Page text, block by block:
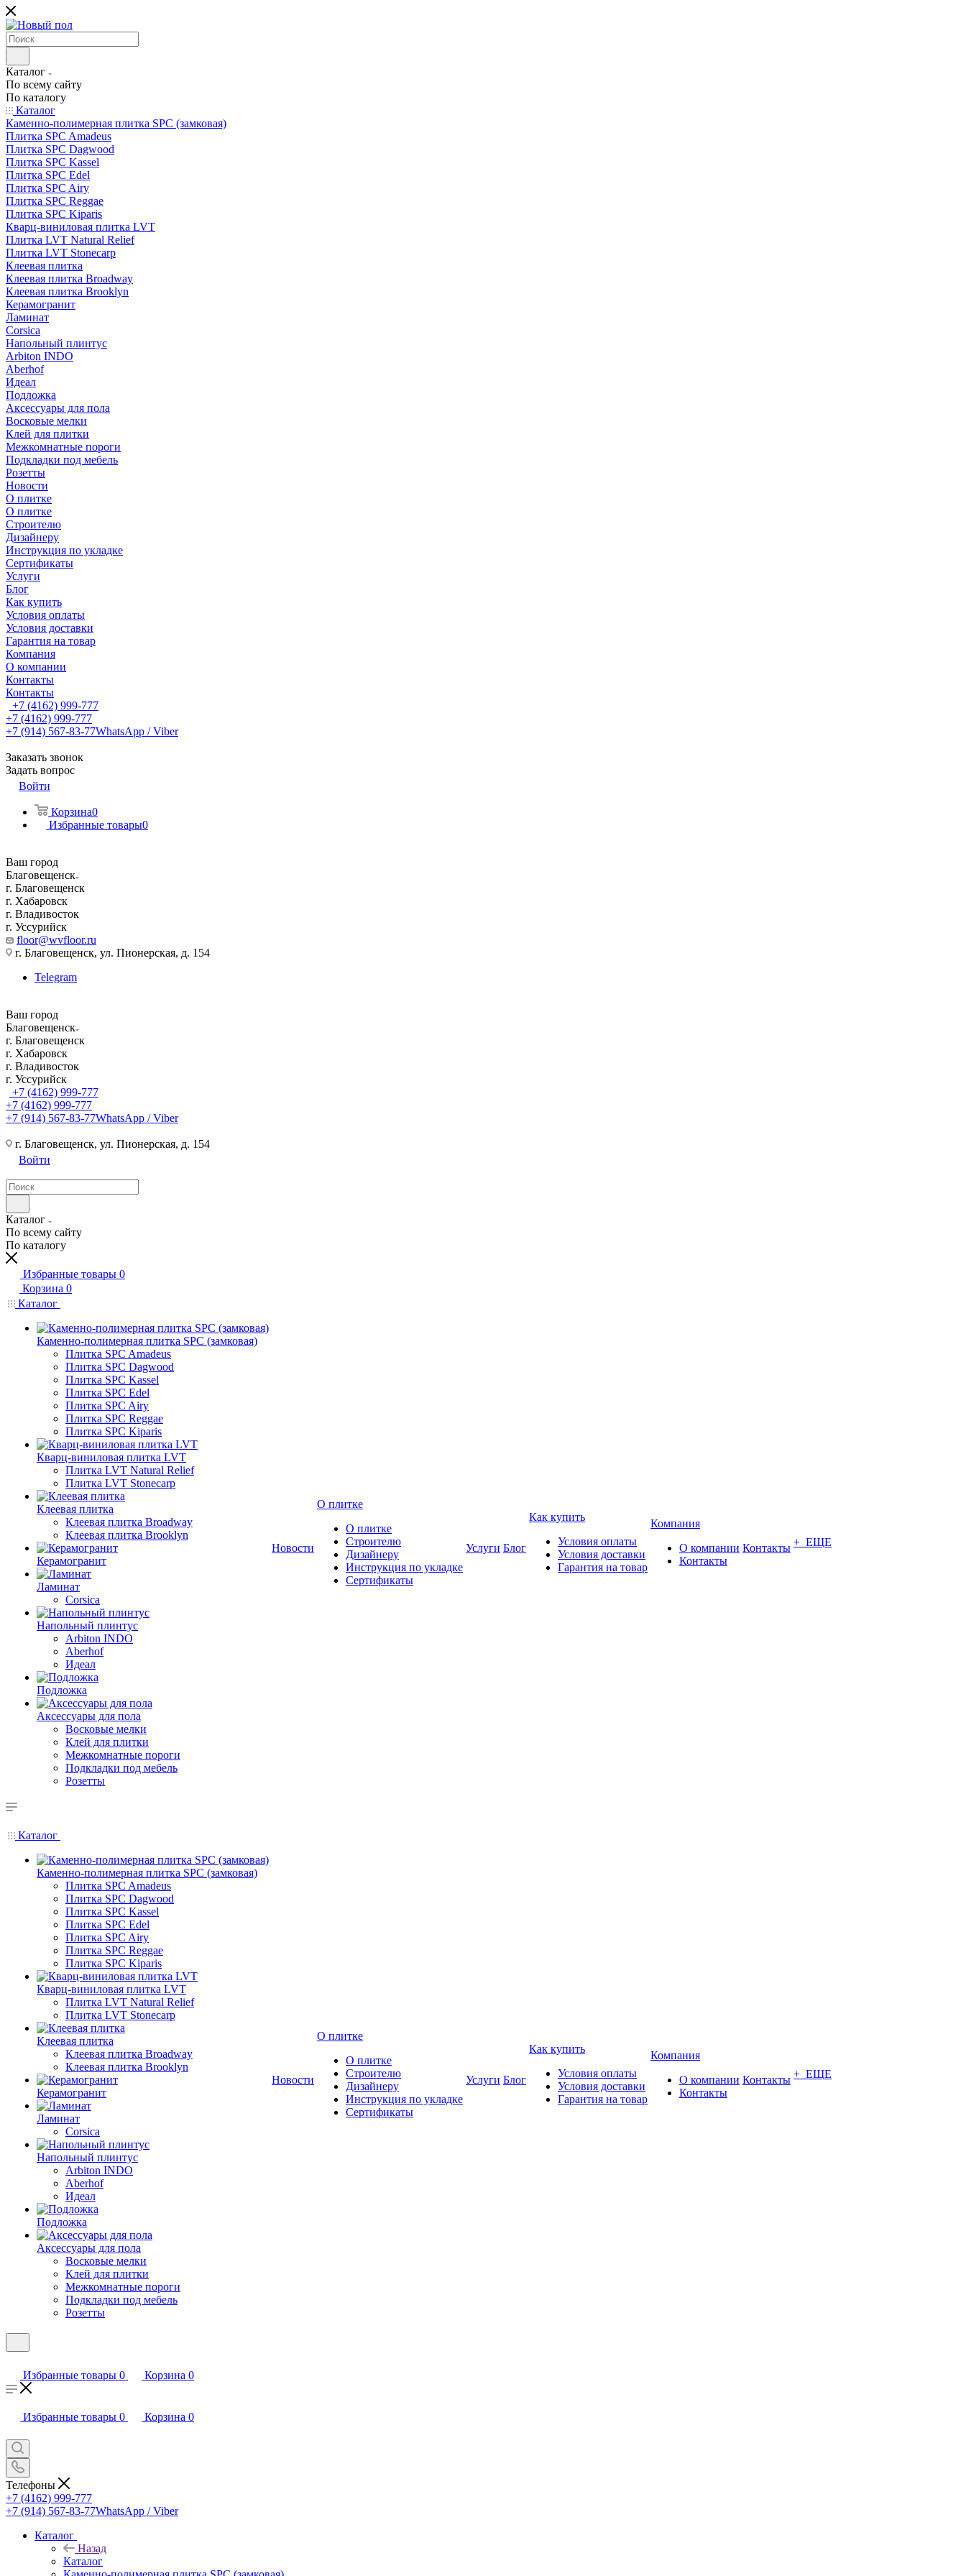
Каталог
По всему сайту
По каталогу
Каталог
Каменно-полимерная плитка SPC (замковая)
Плитка SPC Amadeus
Плитка SPC Dagwood
Плитка SPC Kassel
Плитка SPC Edel
Плитка SPC Airy
Плитка SPC Reggae
Плитка SPC Kiparis
Кварц-виниловая плитка LVT
Плитка LVT Natural Relief
Плитка LVT Stonecarp
Клеевая плитка
Клеевая плитка Broadway
Клеевая плитка Brooklyn
Керамогранит
Ламинат
Corsica
Напольный плинтус
Arbiton INDO
Aberhof
Идеал
Подложка
Аксессуары для пола
Восковые мелки
Клей для плитки
Межкомнатные пороги
Подкладки под мебель
Розетты
Новости
О плитке
О плитке
Строителю
Дизайнеру
Инструкция по укладке
Сертификаты
Услуги
Блог
Как купить
Условия оплаты
Условия доставки
Гарантия на товар
Компания
О компании
Контакты
Контакты
+7 (4162) 999-777
+7 (4162) 999-777
+7 (914) 567-83-77WhatsApp / Viber
Заказать звонок
Задать вопрос
Войти
Корзина0
Избранные товары0
Ваш город
Благовещенск
г. Благовещенск
г. Хабаровск
г. Владивосток
г. Уссурийск
floor@wvfloor.ru
г. Благовещенск, ул. Пионерская, д. 154
Telegram
Ваш город
Благовещенск
г. Благовещенск
г. Хабаровск
г. Владивосток
г. Уссурийск
+7 (4162) 999-777
+7 (4162) 999-777
+7 (914) 567-83-77WhatsApp / Viber
г. Благовещенск, ул. Пионерская, д. 154
Войти
Каталог
По всему сайту
По каталогу
Избранные товары 0
Корзина 0
Каталог
Каменно-полимерная плитка SPC (замковая)
Плитка SPC Amadeus
Плитка SPC Dagwood
Плитка SPC Kassel
Плитка SPC Edel
Плитка SPC Airy
Плитка SPC Reggae
Плитка SPC Kiparis
Кварц-виниловая плитка LVT
Плитка LVT Natural Relief
Плитка LVT Stonecarp
Клеевая плитка
Клеевая плитка Broadway
Клеевая плитка Brooklyn
Керамогранит
Ламинат
Corsica
Напольный плинтус
Arbiton INDO
Aberhof
Идеал
Подложка
Аксессуары для пола
Восковые мелки
Клей для плитки
Межкомнатные пороги
Подкладки под мебель
Розетты
Новости
О плитке
О плитке
Строителю
Дизайнеру
Инструкция по укладке
Сертификаты
Услуги Блог
Как купить
Условия оплаты
Условия доставки
Гарантия на товар
Компания
О компании
Контакты
Контакты + ЕЩЕ
Каталог
Каменно-полимерная плитка SPC (замковая)
Плитка SPC Amadeus
Плитка SPC Dagwood
Плитка SPC Kassel
Плитка SPC Edel
Плитка SPC Airy
Плитка SPC Reggae
Плитка SPC Kiparis
Кварц-виниловая плитка LVT
Плитка LVT Natural Relief
Плитка LVT Stonecarp
Клеевая плитка
Клеевая плитка Broadway
Клеевая плитка Brooklyn
Керамогранит
Ламинат
Corsica
Напольный плинтус
Arbiton INDO
Aberhof
Идеал
Подложка
Аксессуары для пола
Восковые мелки
Клей для плитки
Межкомнатные пороги
Подкладки под мебель
Розетты
Новости
О плитке
О плитке
Строителю
Дизайнеру
Инструкция по укладке
Сертификаты
Услуги Блог
Как купить
Условия оплаты
Условия доставки
Гарантия на товар
Компания
О компании
Контакты
Контакты + ЕЩЕ
Избранные товары 0 Корзина 0
Избранные товары 0 Корзина 0
Телефоны
+7 (4162) 999-777
+7 (914) 567-83-77WhatsApp / Viber
Каталог
Назад
Каталог